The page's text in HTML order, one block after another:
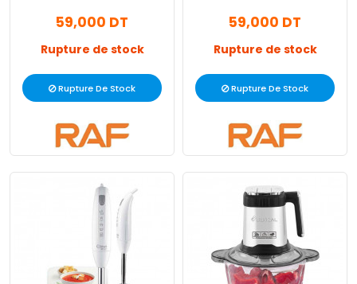
59,000 DT
Rupture de stock
Rupture De Stock
59,000 DT
Rupture de stock
Rupture De Stock